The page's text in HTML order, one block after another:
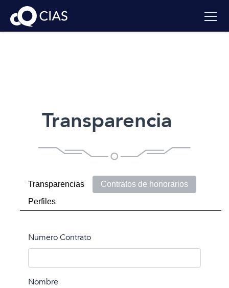
Transparencia
Transparencias
Contratos de honorarios
Perfiles
Numero Contrato
Nombre